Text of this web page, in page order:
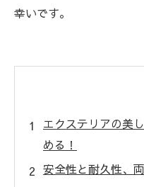
幸いです。
エクステリアの美
める！
安全性と耐久性、